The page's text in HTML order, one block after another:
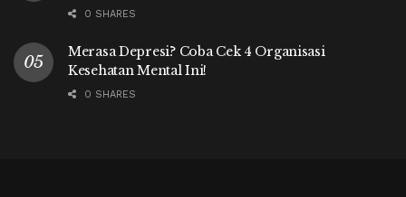
0 SHARES
Merasa Depresi? Coba Cek 4 Organisasi
Kesehatan Mental Ini!
0 SHARES